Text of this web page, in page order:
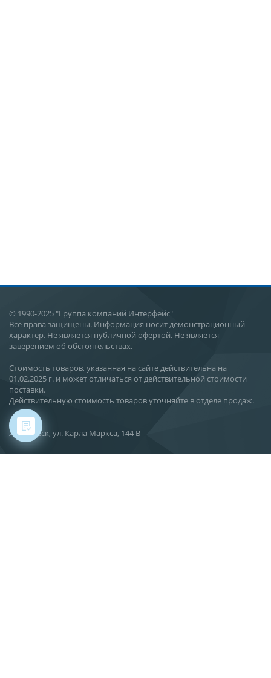
© 1990-2025 "Группа компаний Интерфейс"
Все права защищены. Информация носит демонстрационный
характер. Не является публичной офертой. Не является
заверением об обстоятельствах.
Стоимость товаров, указанная на сайте действительна на
01.02.2025 г. и может отличаться от действительной стоимости
поставки.
Действительную стоимость товаров уточняйте в отделе продаж.
Хабаровск, ул. Карла Маркса, 144 В